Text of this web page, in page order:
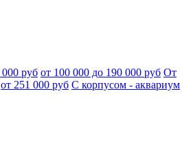
руб от 100 000 до 190 000 руб От
от 251 000 руб С корпусом - аквариум